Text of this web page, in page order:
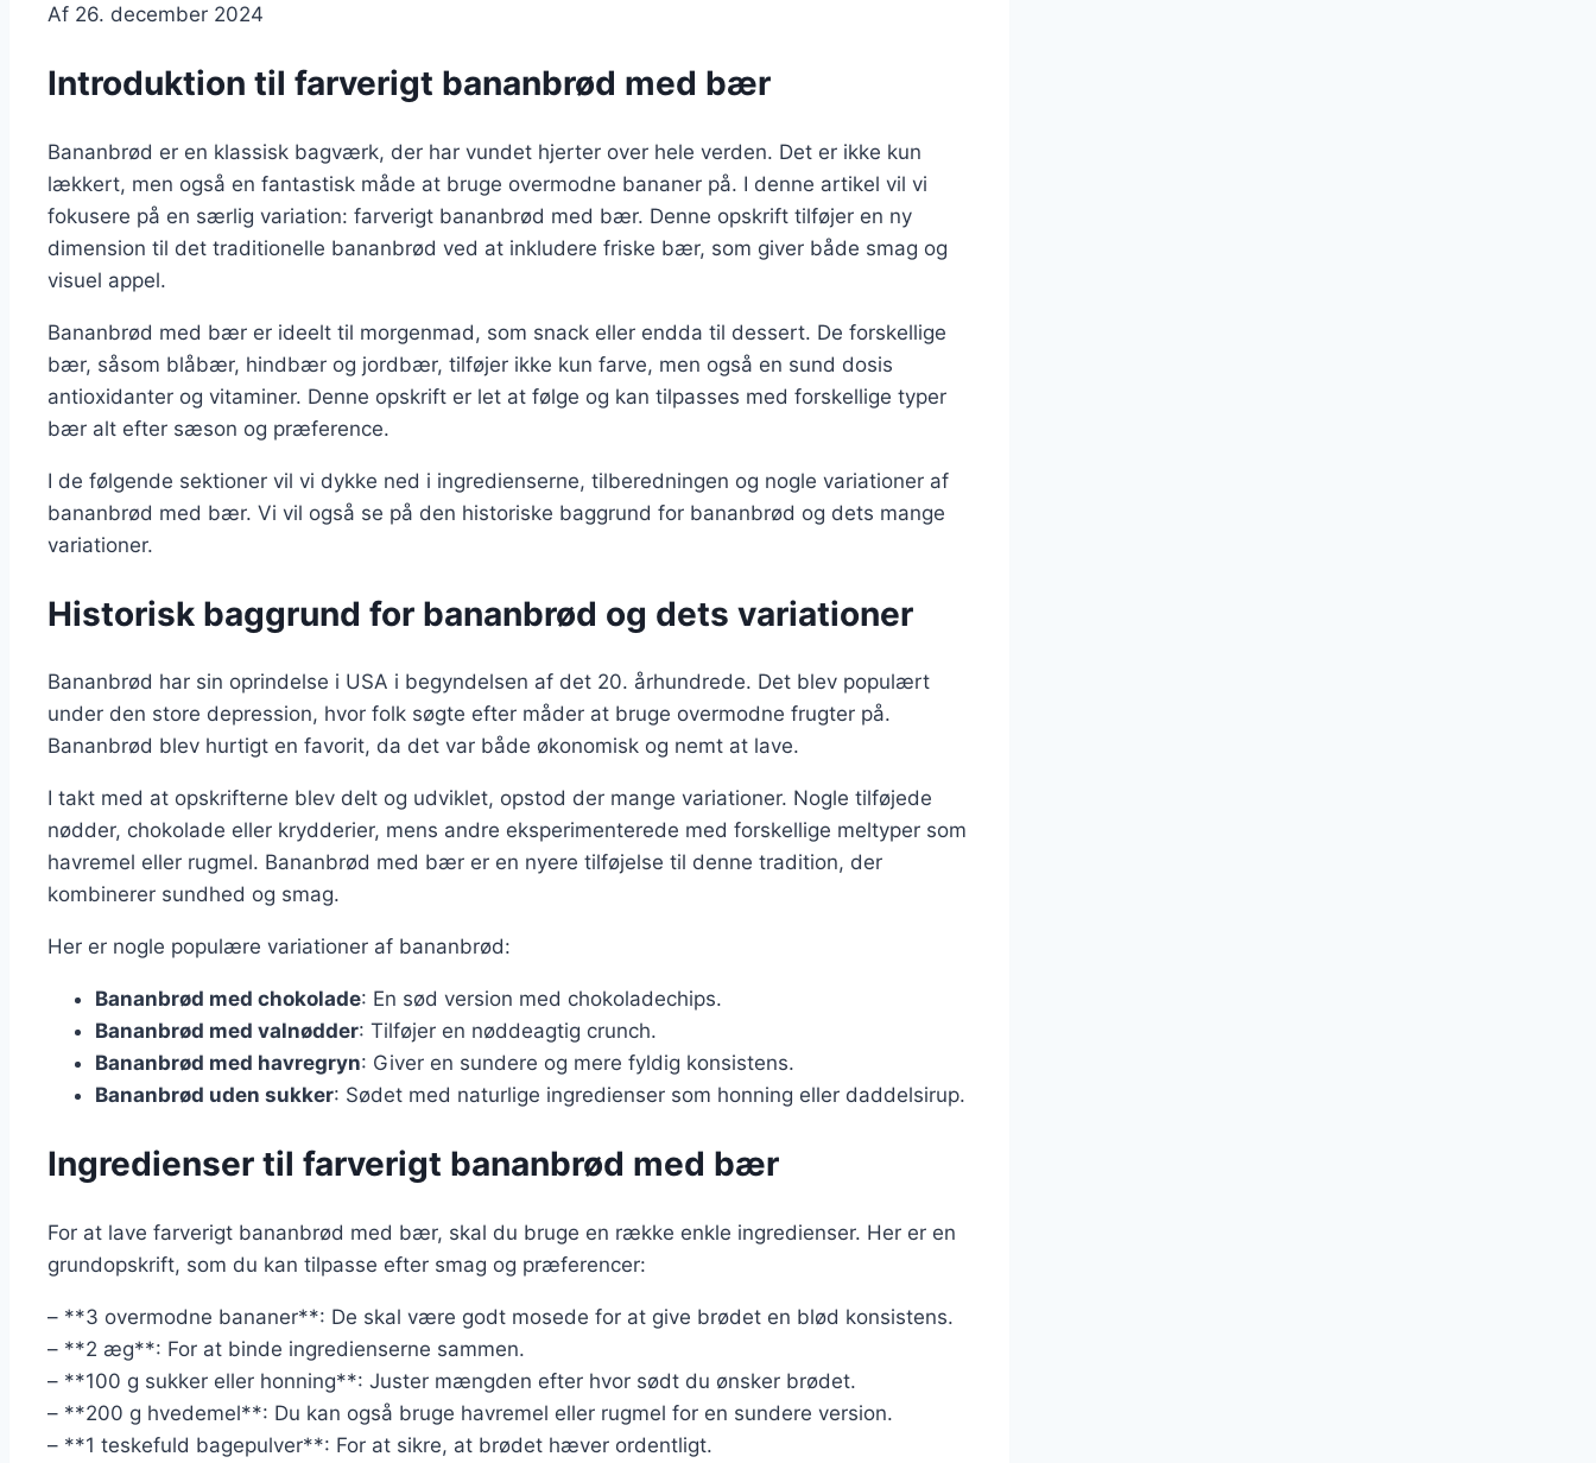
Af 26. december 2024
Introduktion til farverigt bananbrød med bær
Bananbrød er en klassisk bagværk, der har vundet hjerter over hele verden. Det er ikke kun
lækkert, men også en fantastisk måde at bruge overmodne bananer på. I denne artikel vil vi
fokusere på en særlig variation: farverigt bananbrød med bær. Denne opskrift tilføjer en ny
dimension til det traditionelle bananbrød ved at inkludere friske bær, som giver både smag og
visuel appel.
Bananbrød med bær er ideelt til morgenmad, som snack eller endda til dessert. De forskellige
bær, såsom blåbær, hindbær og jordbær, tilføjer ikke kun farve, men også en sund dosis
antioxidanter og vitaminer. Denne opskrift er let at følge og kan tilpasses med forskellige typer
bær alt efter sæson og præference.
I de følgende sektioner vil vi dykke ned i ingredienserne, tilberedningen og nogle variationer af
bananbrød med bær. Vi vil også se på den historiske baggrund for bananbrød og dets mange
variationer.
Historisk baggrund for bananbrød og dets variationer
Bananbrød har sin oprindelse i USA i begyndelsen af det 20. århundrede. Det blev populært
under den store depression, hvor folk søgte efter måder at bruge overmodne frugter på.
Bananbrød blev hurtigt en favorit, da det var både økonomisk og nemt at lave.
I takt med at opskrifterne blev delt og udviklet, opstod der mange variationer. Nogle tilføjede
nødder, chokolade eller krydderier, mens andre eksperimenterede med forskellige meltyper som
havremel eller rugmel. Bananbrød med bær er en nyere tilføjelse til denne tradition, der
kombinerer sundhed og smag.
Her er nogle populære variationer af bananbrød:
Bananbrød med chokolade: En sød version med chokoladechips.
Bananbrød med valnødder: Tilføjer en nøddeagtig crunch.
Bananbrød med havregryn: Giver en sundere og mere fyldig konsistens.
Bananbrød uden sukker: Sødet med naturlige ingredienser som honning eller daddelsirup.
Ingredienser til farverigt bananbrød med bær
For at lave farverigt bananbrød med bær, skal du bruge en række enkle ingredienser. Her er en
grundopskrift, som du kan tilpasse efter smag og præferencer:
– **3 overmodne bananer**: De skal være godt mosede for at give brødet en blød konsistens.
– **2 æg**: For at binde ingredienserne sammen.
– **100 g sukker eller honning**: Juster mængden efter hvor sødt du ønsker brødet.
– **200 g hvedemel**: Du kan også bruge havremel eller rugmel for en sundere version.
– **1 teskefuld bagepulver**: For at sikre, at brødet hæver ordentligt.